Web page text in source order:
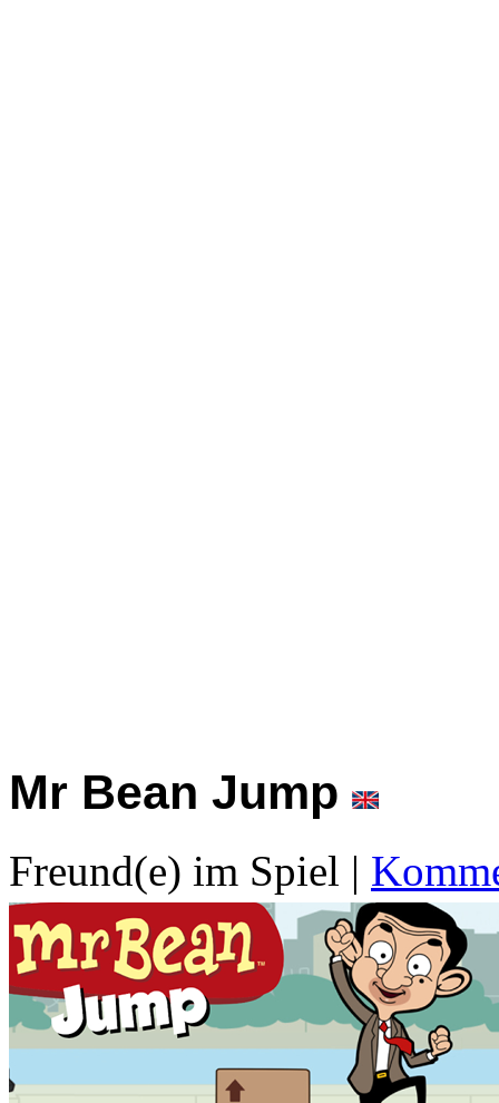
Mr Bean Jump
Freund(e) im Spiel |